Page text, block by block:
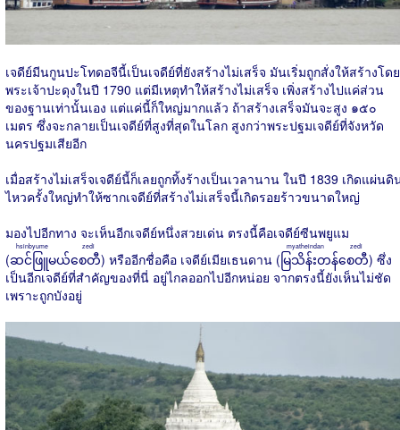
เจดีย์มีนกูนปะโทดอจีนี้เป็นเจดีย์ที่ยังสร้างไม่เสร็จ มันเริ่มถูกสั่งให้สร้างโดย
พระเจ้าปะดุงในปี 1790 แต่มีเหตุทำให้สร้างไม่เสร็จ เพิ่งสร้างไปแค่ส่วน
ของฐานเท่านั้นเอง แต่แค่นี้ก็ใหญ่มากแล้ว ถ้าสร้างเสร็จมันจะสูง ๑๕๐
เมตร ซึ่งจะกลายเป็นเจดีย์ที่สูงที่สุดในโลก สูงกว่าพระปฐมเจดีย์ที่จังหวัด
นครปฐมเสียอีก
เมื่อสร้างไม่เสร็จเจดีย์นี้ก็เลยถูกทิ้งร้างเป็นเวลานาน ในปี 1839 เกิดแผ่นดิ
ไหวครั้งใหญ่ทำให้ซากเจดีย์ที่สร้างไม่เสร็จนี้เกิดรอยร้าวขนาดใหญ่
มองไปอีกทาง จะเห็นอีกเจดีย์หนึ่งสวยเด่น ตรงนี้คือเจดีย์ซีนพยูแม
(ဆင်ဖြူမယ်စေတီ
hsinbyume zedi
) หรืออีกชื่อคือ เจดีย์เมียเธนดาน ( မြသိန်းတန်စေတီ
myatheindan zedi
) ซึ่ง
เป็นอีกเจดีย์ที่สำคัญของที่นี่ อยู่ไกลออกไปอีกหน่อย จากตรงนี้ยังเห็นไม่ชัด
เพราะถูกบังอยู่